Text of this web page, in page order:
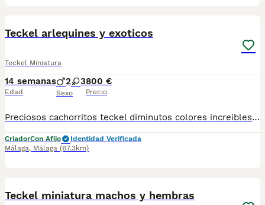
Teckel arlequines y exoticos
Teckel Miniatura
14 semanas
Edad
2 3
Sexo
800 €
Precio
Preciosos cachorritos teckel diminutos colores increibles ejemplares guapisimos se entregan al día de todo para mas información llámame al 615080706
CriadorCon Afijo
Identidad Verificada
Málaga, Málaga (67.3km)
Teckel miniatura machos y hembras